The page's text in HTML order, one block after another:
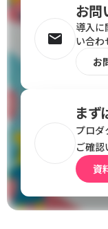
email
お問
導⼊
い合わ
お
まず
プロダ
ご確認
資